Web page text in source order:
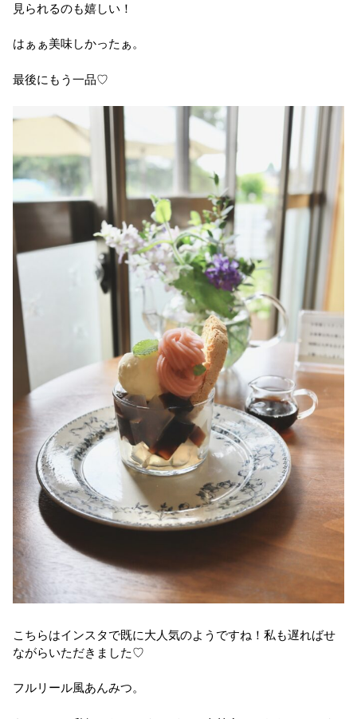
見られるのも嬉しい！
はぁぁ美味しかったぁ。
最後にもう一品♡
こちらはインスタで既に大人気のようですね！私も遅ればせ
ながらいただきました♡
フルリール風あんみつ。